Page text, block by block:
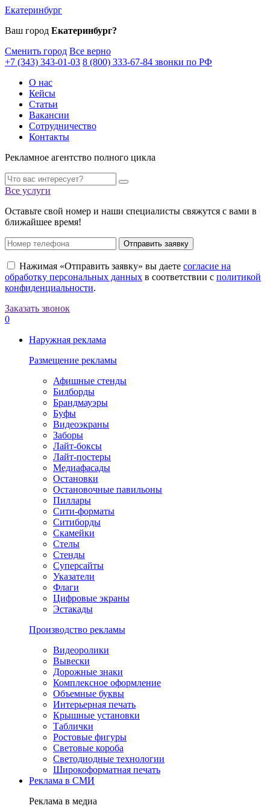
Екатеринбург
Ваш город Екатеринбург?
Сменить город Все верно
+7 (343) 343-01-03 8 (800) 333-67-84 звонки по РФ
О нас
Кейсы
Статьи
Вакансии
Сотрудничество
Контакты
Рекламное агентство полного цикла
Все услуги
Оставьте свой номер и наши специалисты свяжутся с вами в
ближайшее время!
Отправить заявку
Нажимая «Отправить заявку» вы даете согласие на
обработку персональных данных в соответствии с политикой
конфиденциальности.
Заказать звонок
0
Наружная реклама
Размещение рекламы
Афишные стенды
Билборды
Брандмауэры
Буфы
Видеоэкраны
Заборы
Лайт-боксы
Лайт-постеры
Медиафасады
Остановки
Остановочные павильоны
Пиллары
Сити-форматы
Ситиборды
Скамейки
Стелы
Стенды
Суперсайты
Указатели
Флаги
Цифровые экраны
Эстакады
Производство рекламы
Видеоролики
Вывески
Дорожные знаки
Комплексное оформление
Объемные буквы
Интерьерная печать
Крышные установки
Таблички
Ростовые фигуры
Световые короба
Светодиодные технологии
Широкоформатная печать
Реклама в СМИ
Реклама в медиа